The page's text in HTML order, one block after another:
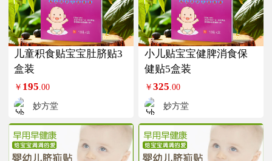
儿童积食贴宝宝肚脐贴3
盒装
￥ 195.00
妙方堂
小儿贴宝宝健脾消食保
健贴5盒装
￥325.00
妙方堂